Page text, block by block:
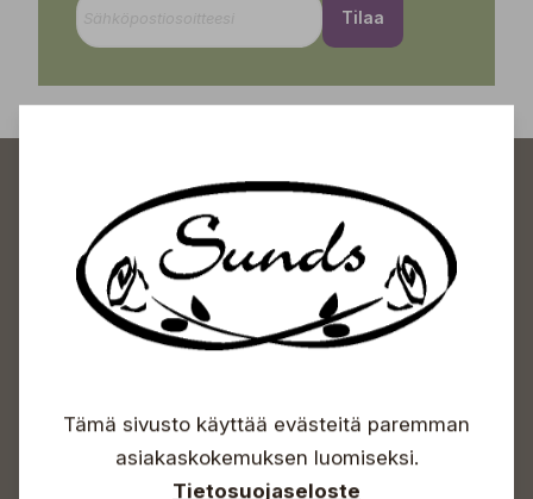
Tilaa
Sundin Puutarhakeskus
Arkisin 09-18
Lauantaisin 09-16
Sunnuntaisin Itsepalvelu
Tämä sivusto käyttää evästeitä paremman
asiakaskokemuksen luomiseksi.
Tietosuojaseloste